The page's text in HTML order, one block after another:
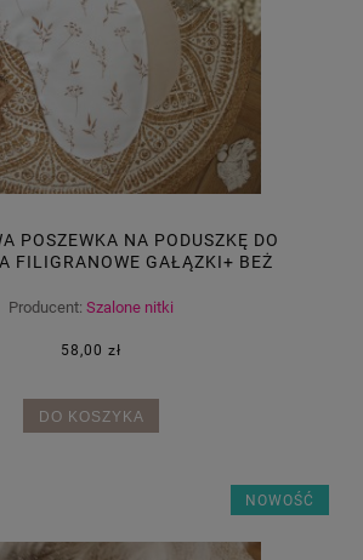
POSZEWKA NA PODUSZKĘ DO
FILIGRANOWE GAŁĄZKI+ BEŻ
Producent: Szalone nitki
58,00 zł
DO KOSZYKA
NOWOŚĆ